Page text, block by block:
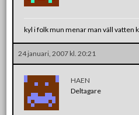
kyl i folk mun menar man väll vatten
24 januari, 2007 kl. 20:21
HAEN
Deltagare